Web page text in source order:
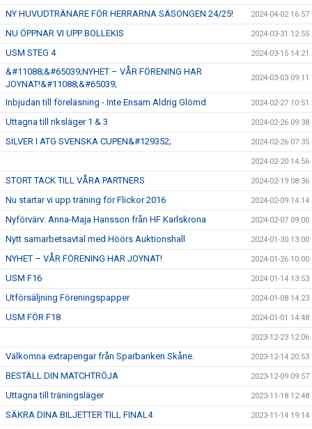
NY HUVUDTRÄNARE FÖR HERRARNA SÄSONGEN 24/25! 2024-04-02 16:57
NU ÖPPNAR VI UPP BOLLEKIS 2024-03-31 12:55
USM STEG 4 2024-03-15 14:21
&#11088;&#65039;NYHET – VÅR FÖRENING HAR
JOYNAT!&#11088;&#65039;
2024-03-03 09:11
Inbjudan till föreläsning - Inte Ensam Aldrig Glömd 2024-02-27 10:51
Uttagna till riksläger 1 & 3 2024-02-26 09:38
SILVER I ATG SVENSKA CUPEN&#129352; 2024-02-26 07:35
2024-02-20 14:56
STORT TACK TILL VÅRA PARTNERS 2024-02-19 08:36
Nu startar vi upp träning för Flickor 2016 2024-02-09 14:14
Nyförvärv: Anna-Maja Hansson från HF Karlskrona 2024-02-07 09:00
Nytt samarbetsavtal med Höörs Auktionshall 2024-01-30 13:00
NYHET – VÅR FÖRENING HAR JOYNAT! 2024-01-26 10:00
USM F16 2024-01-14 13:53
Utförsäljning Föreningspapper 2024-01-08 14:23
USM FÖR F18 2024-01-01 14:48
2023-12-23 12:06
Välkomna extrapengar från Sparbanken Skåne. 2023-12-14 20:53
BESTÄLL DIN MATCHTRÖJA 2023-12-09 09:57
Uttagna till träningsläger 2023-11-18 12:48
SÄKRA DINA BILJETTER TILL FINAL4 2023-11-14 19:14